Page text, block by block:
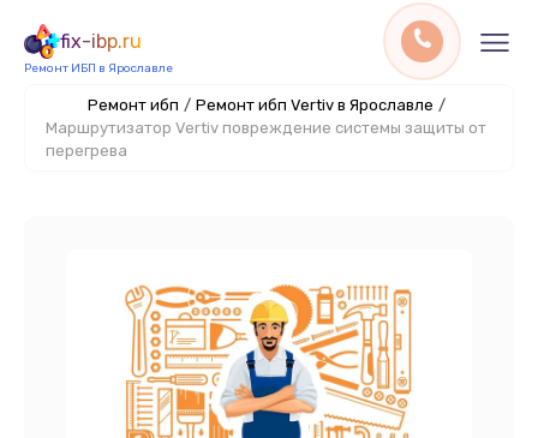
fix-ibp.ru
Ремонт ИБП в Ярославле
Ремонт ибп / Ремонт ибп Vertiv в Ярославле /
Маршрутизатор Vertiv повреждение системы защиты от
перегрева